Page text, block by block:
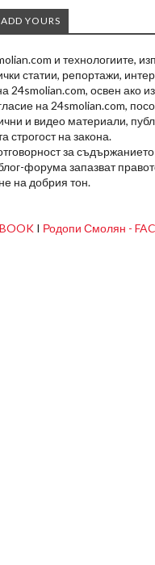
YOURS
и технологиите,
статии, репортажи,
24smolian.com, освен ако
на 24smolian.com,
и видео материали,
строгост на закона.
за
форума запазват
на добрия тон.
I Родопи Смолян -